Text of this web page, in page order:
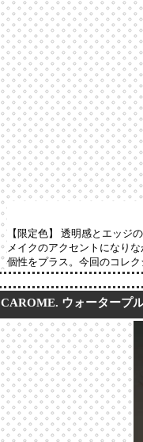
【限定色】 透明感とエッジ
メイクのアクセントになり
個性をプラス。今回のコレク
CAROME. ウォータープ